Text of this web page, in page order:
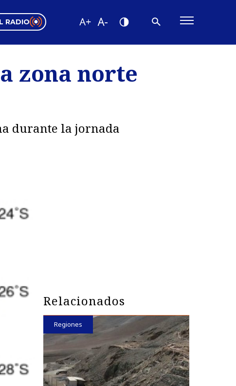
RADIO
Tendenciaszona norte
durante la jornada
Relacionados
Regiones